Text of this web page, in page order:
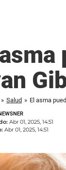
» Salud » El asma
Abr 01, 2025, 14:51
Abr 01, 2025, 14:51